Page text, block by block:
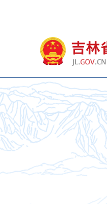
障
碍
说
明
页
面,
按
加